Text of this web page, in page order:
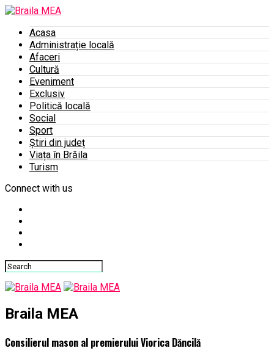
Acasa
Administrație locală
Afaceri
Cultură
Eveniment
Exclusiv
Politică locală
Social
Sport
Știri din județ
Viața în Brăila
Turism
Connect with us
Braila MEA
Consilierul mason al premierului Viorica Dăncilă